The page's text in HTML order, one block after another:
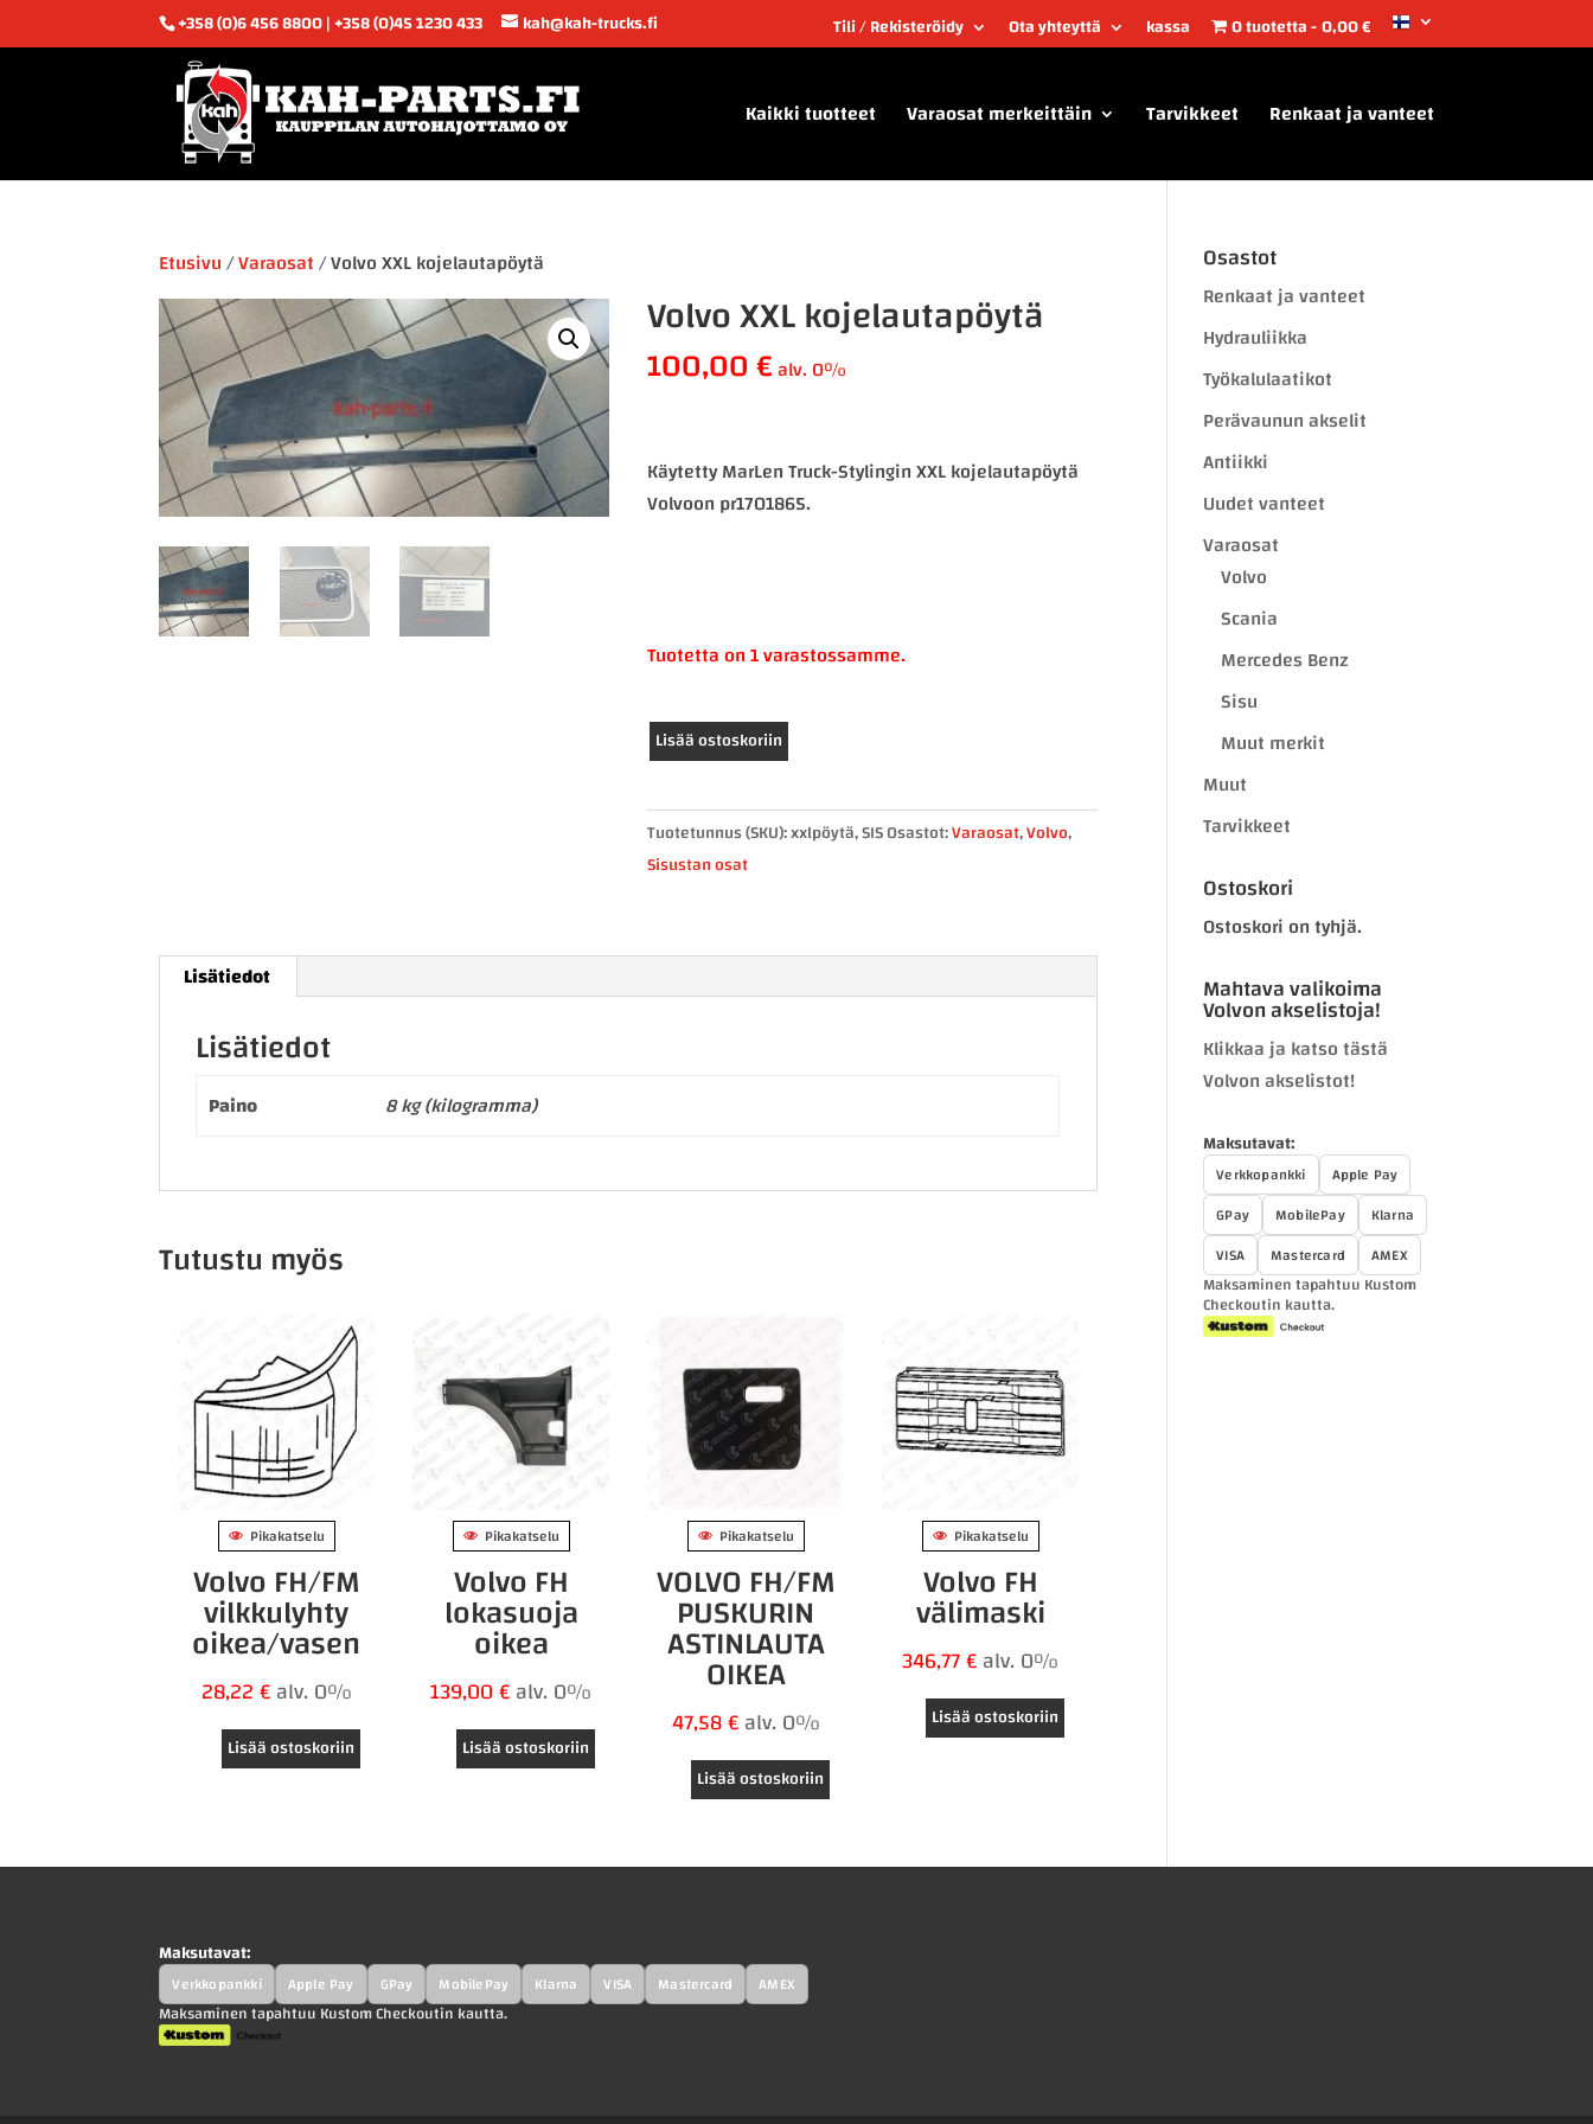
+358 (0)6 456 8800 | +358 (0)45 1230 433 kah@kah-trucks.fi Tili / Rekisteröidy Ota yhteyttä kassa 0 tuotetta 0,00 €
Kaikki tuotteet Varaosat merkeittäin Tarvikkeet Renkaat ja vanteet
Etusivu/Varaosat/ Volvo XXL kojelautapöytä
Volvo XXL kojelautapöytä
100,00€alv. 0%
Käytetty MarLen Truck-Stylingin XXL kojelautapöytä
Volvoon pr1701865.
Tuotetta on 1 varastossamme.
Volvo
XXL
määrä
Lisää ostoskoriin
Tuotetunnus (SKU):xxlpöytä, SISOsastot:Varaosat,Volvo,
Sisustan osat
Lisätiedot
Lisätiedot
Paino 8 kg (kilogramma)
Tutustu myös
Pikakatselu
Volvo FH/FM
vilkkulyhty
oikea/vasen
28,22€alv. 0%
Lisää ostoskoriin
Pikakatselu
Volvo FH
lokasuoja
oikea
139,00€alv. 0%
Lisää ostoskoriin
Pikakatselu
VOLVO FH/FM
PUSKURIN
ASTINLAUTA
OIKEA
47,58€alv. 0%
Lisää ostoskoriin
Pikakatselu
Volvo FH
välimaski
346,77€alv. 0%
Lisää ostoskoriin
Osastot
Renkaat ja vanteet
Hydrauliikka
Työkalulaatikot
Perävaunun akselit
Antiikki
Uudet vanteet
Varaosat
Volvo
Scania
Mercedes Benz
Sisu
Muut merkit
Muut
Tarvikkeet
Ostoskori
Ostoskori on tyhjä.
Mahtava valikoima
Volvon akselistoja!
Klikkaa ja katso tästä
Volvon akselistot!
Maksutavat:
Verkkopankki
Apple Pay
GPay
MobilePay
Klarna
VISA
Mastercard AMEX
Maksaminen tapahtuu Kustom
Checkoutin kautta.
Maksutavat:
Verkkopankki Apple Pay GPay MobilePay Klarna VISA Mastercard AMEX
Maksaminen tapahtuu Kustom Checkoutin kautta.